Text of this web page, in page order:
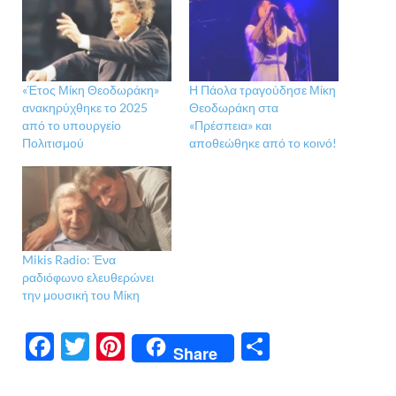
«Έτος Μίκη Θεοδωράκη»
ανακηρύχθηκε το 2025
από το υπουργείο
Πολιτισμού
Η Πάολα τραγούδησε Μίκη
Θεοδωράκη στα
«Πρέσπεια» και
αποθεώθηκε από το κοινό!
Mikis Radio: Ένα
ραδιόφωνο ελευθερώνει
την μουσική του Μίκη
F
T
Pi
Share